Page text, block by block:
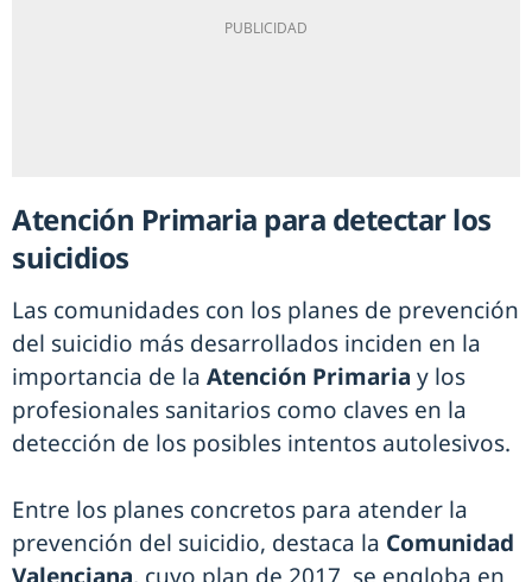
Atención Primaria para detectar los
suicidios
Las comunidades con los planes de prevención
del suicidio más desarrollados inciden en la
importancia de la Atención Primaria y los
profesionales sanitarios como claves en la
detección de los posibles intentos autolesivos.
Entre los planes concretos para atender la
prevención del suicidio, destaca la Comunidad